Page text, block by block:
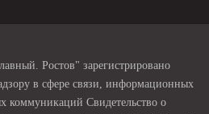
Ростов" зарегистрировано
в сфере связи, информационных
коммуникаций Свидетельство о